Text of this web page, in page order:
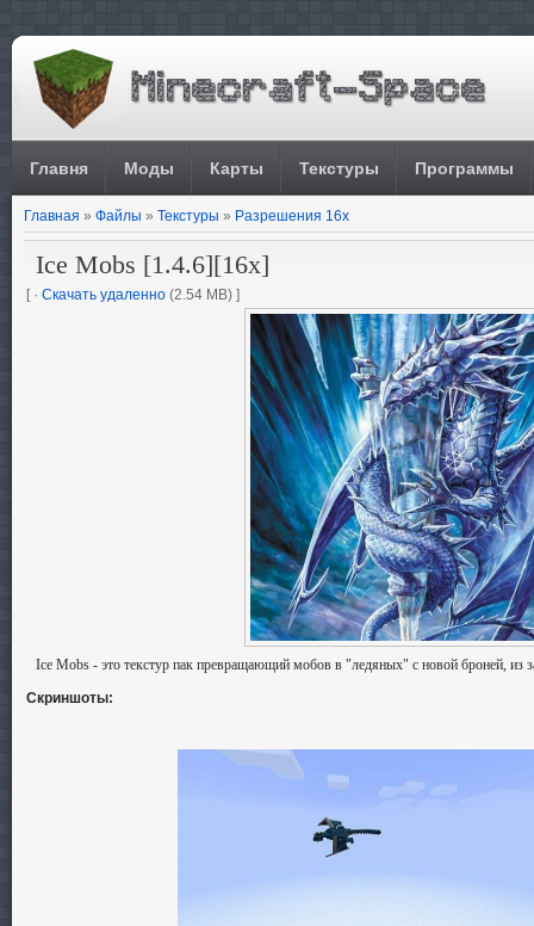
Главня Моды Карты Текстуры Программы
Главная » Файлы » Текстуры » Разрешения 16x
Ice Mobs [1.4.6][16x]
[ · Скачать удаленно (2.54 MB) ]
Ice Mobs - это текстур пак превращающий мобов в "ледяных" с новой броней, из
Скриншоты: